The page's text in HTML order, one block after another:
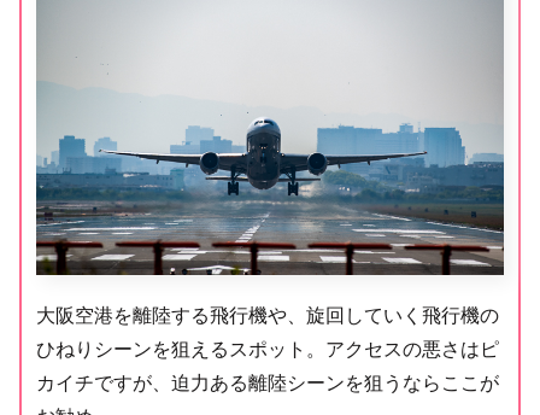
大阪空港を離陸する飛行機や、旋回していく飛行機の
ひねりシーンを狙えるスポット。アクセスの悪さはピ
カイチですが、迫力ある離陸シーンを狙うならここが